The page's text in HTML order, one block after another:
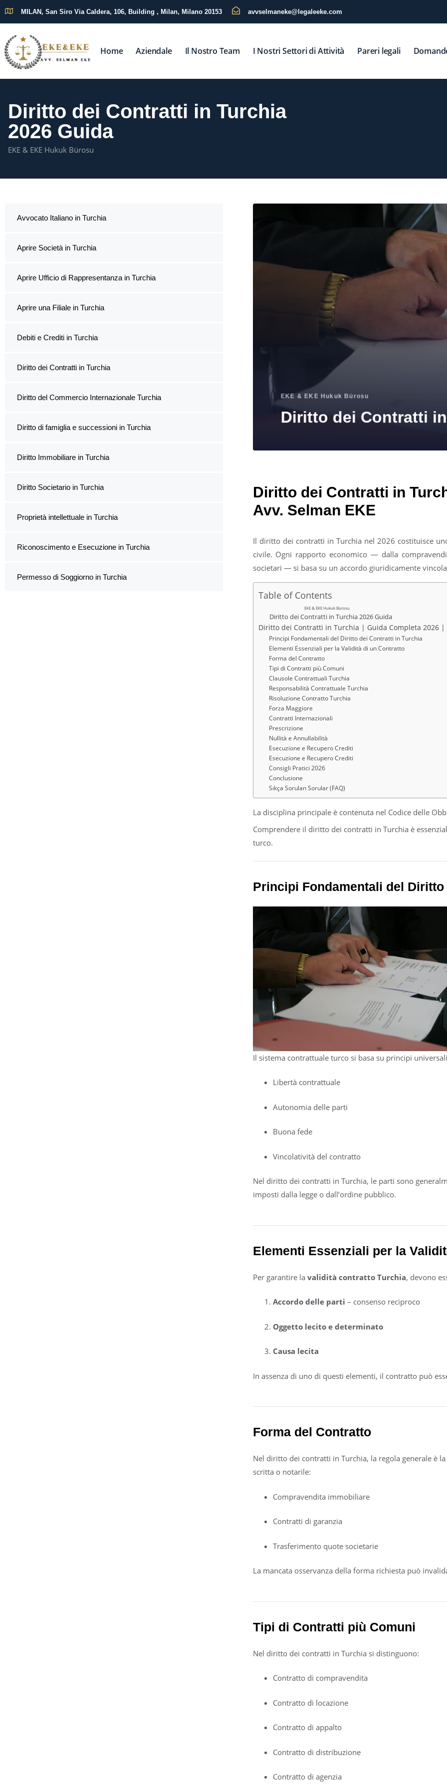
MILAN, San Siro Via Caldera, 106, Building , Milan, Milano 20153 avvselmaneke@legaleeke.com
Home Aziendale Il Nostro Team I Nostri Settori di Attività Pareri legali
Diritto dei Contratti in Turchia
2026 Guida
EKE & EKE Hukuk Bürosu
Avvocato Italiano in Turchia
Aprire Società in Turchia
Aprire Ufficio di Rappresentanza in Turchia
Aprire una Filiale in Turchia
Debiti e Crediti in Turchia
Diritto dei Contratti in Turchia
Diritto del Commercio Internazionale Turchia
Diritto di famiglia e successioni in Turchia
Diritto Immobiliare in Turchia
Diritto Societario in Turchia
Proprietà intellettuale in Turchia
Riconoscimento e Esecuzione in Turchia
Permesso di Soggiorno in Turchia
EKE & EKE Hukuk Bürosu
Diritto dei Contratti
Diritto dei Contratti in
Avv. Selman EKE
Il diritto dei contratti in Turchia nel 2026 costituisce
civile. Ogni rapporto economico — dalla
societari — si basa su un accordo giuridicamente
Table of Contents
EKE & EKE Hukuk Bürosu
Diritto dei Contratti in Turchia 2026 Guida
Diritto dei Contratti in Turchia | Guida Completa 2026 |
Principi Fondamentali del Diritto dei Contratti in Turchia
Elementi Essenziali per la Validità di un Contratto
Forma del Contratto
Tipi di Contratti più Comuni
Clausole Contrattuali Turchia
Responsabilità Contrattuale Turchia
Risoluzione Contratto Turchia
Forza Maggiore
Contratti Internazionali
Prescrizione
Nullità e Annullabilità
Esecuzione e Recupero Crediti
Esecuzione e Recupero Crediti
Consigli Pratici 2026
Conclusione
Sıkça Sorulan Sorular (FAQ)
La disciplina principale è contenuta nel Codice delle
Comprendere il diritto dei contratti in Turchia è
turco.
Principi Fondamentali del
Il sistema contrattuale turco si basa su principi
Libertà contrattuale
Autonomia delle parti
Buona fede
Vincolatività del contratto
Nel diritto dei contratti in Turchia, le parti sono
imposti dalla legge o dall’ordine pubblico.
Elementi Essenziali per la
Per garantire la validità contratto Turchia, devono
Accordo delle parti – consenso reciproco
Oggetto lecito e determinato
Causa lecita
In assenza di uno di questi elementi, il contratto può
Forma del Contratto
Nel diritto dei contratti in Turchia, la regola generale è
scritta o notarile:
Compravendita immobiliare
Contratti di garanzia
Trasferimento quote societarie
La mancata osservanza della forma richiesta può
Tipi di Contratti più Comuni
Nel diritto dei contratti in Turchia si distinguono:
Contratto di compravendita
Contratto di locazione
Contratto di appalto
Contratto di distribuzione
Contratto di agenzia